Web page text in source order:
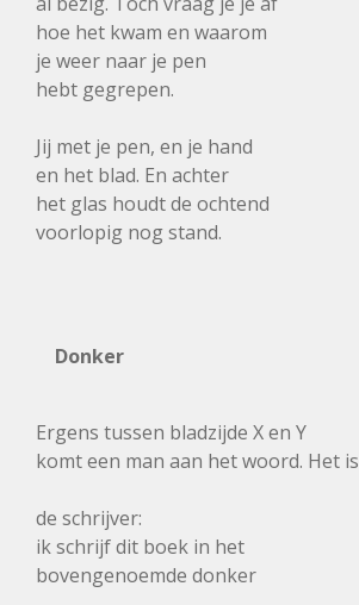
hoe het kwam en waarom
je weer naar je pen
hebt gegrepen.
Jij met je pen, en je hand
en het blad. En achter
het glas houdt de ochtend
voorlopig nog stand.
Donker
Ergens tussen bladzijde X en Y
komt een man aan het woord. Het is
de schrijver:
ik schrijf dit boek in het
bovengenoemde donker